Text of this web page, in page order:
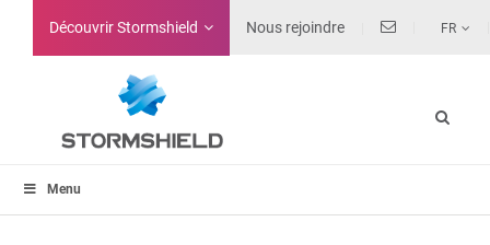
Découvrir Stormshield Nous rejoindre FR
Menu